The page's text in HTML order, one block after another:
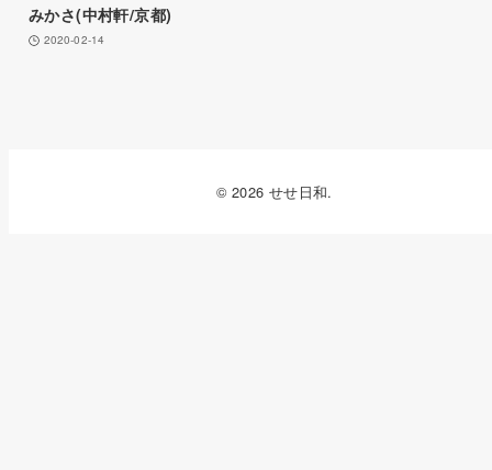
みかさ(中村軒/京都)
2020-02-14
© 2026 せせ日和.